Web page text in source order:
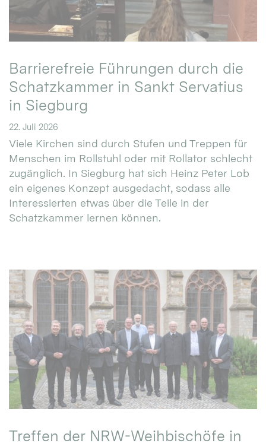
Barrierefreie Führungen durch die
Schatzkammer in Sankt Servatius
in Siegburg
22. Juli 2026
Viele Kirchen sind durch Stufen und Treppen für
Menschen im Rollstuhl oder mit Rollator schlecht
zugänglich. In Siegburg hat sich Heinz Peter Lob
ein eigenes Konzept ausgedacht, sodass alle
Interessierten etwas über die Teile in der
Schatzkammer lernen können.
Treffen der NRW-Weihbischöfe in